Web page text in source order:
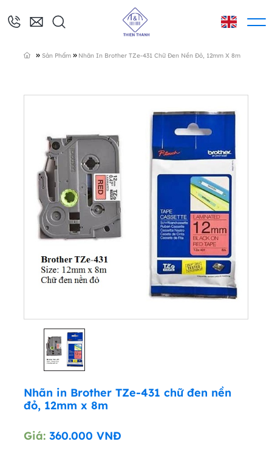
» Sản Phẩm » Nhãn In Brother TZe-431 Chữ Đen Nền Đỏ, 12mm X 8m
Nhãn in Brother TZe-431 chữ đen nền
đỏ, 12mm x 8m
Giá: 360.000 VNĐ